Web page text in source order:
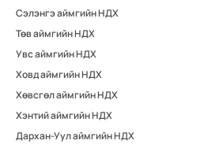
Сэлэнгэ аймгийн НДХ
Төв аймгийн НДХ
Увс аймгийн НДХ
Ховд аймгийн НДХ
Хөвсгөл аймгийн НДХ
Хэнтий аймгийн НДХ
Дархан-Уул аймгийн НДХ